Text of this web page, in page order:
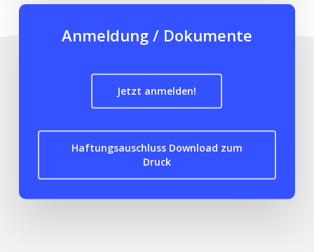
Anmeldung / Dokumente
Jetzt anmelden!
Haftungsauschluss Download zum
Druck